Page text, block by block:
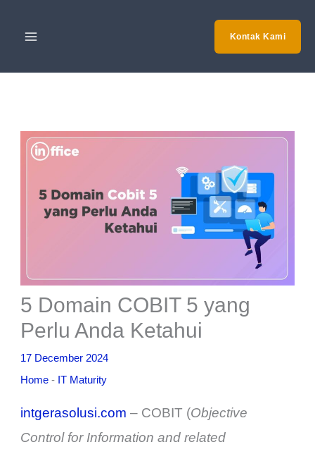
Kontak Kami
5 Domain COBIT 5 yang
Perlu Anda Ketahui
17 December 2024
Home - IT Maturity
intgerasolusi.com – COBIT (Objective
Control for Information and related